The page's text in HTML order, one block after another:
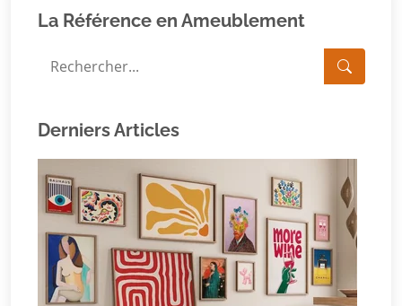
La Référence en Ameublement
Derniers Articles